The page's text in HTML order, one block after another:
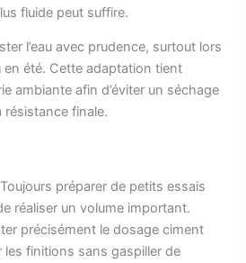
fluide peut suffire.
l’eau avec prudence, surtout lors
été. Cette adaptation tient
ambiante afin d’éviter un séchage
résistance finale.
Toujours préparer de petits essais
réaliser un volume important.
précisément le dosage ciment
les finitions sans gaspiller de